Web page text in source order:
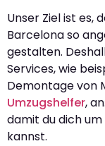
Unser Ziel ist es,
Barcelona so
gestalten.
Services, wie
Demontage von
Umzugshelfer,
damit du dich
kannst.